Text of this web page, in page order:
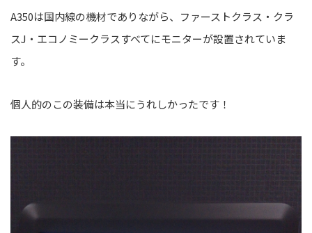
A350は国内線の機材でありながら、ファーストクラス・クラ
スJ・エコノミークラスすべてにモニターが設置されていま
す。
個人的のこの装備は本当にうれしかったです！